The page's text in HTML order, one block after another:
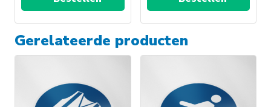
Gerelateerde producten